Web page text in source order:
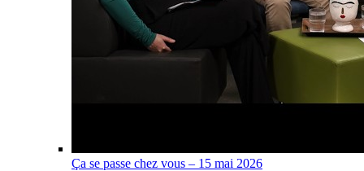
Ça se passe chez vous – 15 mai 2026